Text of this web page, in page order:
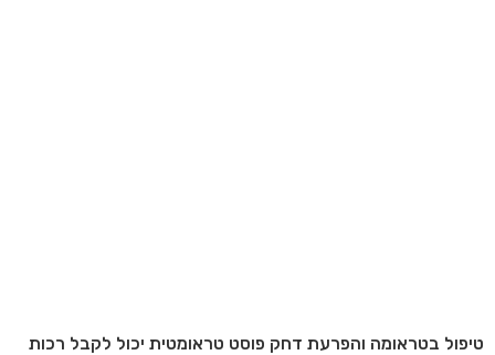
טיפול בטראומה והפרעת דחק פוסט טראומטית יכול לקבל רכות